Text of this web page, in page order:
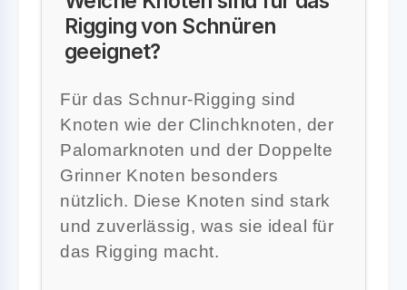
Rigging von Schnüren
geeignet?
Für das Schnur-Rigging sind
Knoten wie der Clinchknoten, der
Palomarknoten und der Doppelte
Grinner Knoten besonders
nützlich. Diese Knoten sind stark
und zuverlässig, was sie ideal für
das Rigging macht.